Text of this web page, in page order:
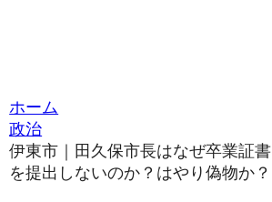
ホーム
政治
伊東市｜田久保市長はなぜ卒業証書
を提出しないのか？はやり偽物か？